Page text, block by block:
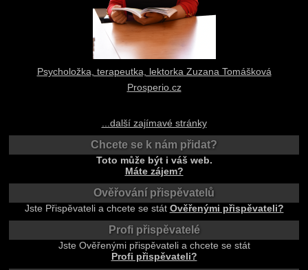
Psycholožka, terapeutka, lektorka Zuzana Tomášková
Prosperio.cz
...další zajímavé stránky
Chcete se k nám přidat?
Toto může být i váš web.
Máte zájem?
Ověřování přispěvatelů
Jste Přispěvateli a chcete se stát Ověřenými přispěvateli?
Profi přispěvatelé
Jste Ověřenými přispěvateli a chcete se stát
Profi přispěvateli?